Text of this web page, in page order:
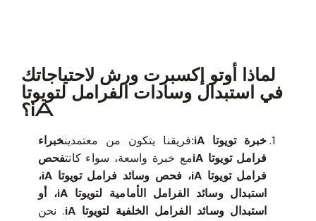
لماذا أوتو إكسبرت ورش لاحتياجاتك
في استبدال وسادات الفرامل لتويوتا
iA؟
خبرة تويوتا iA: فريقنا يتكون من معتمدينخبراء
فرامل تويوتا iA
مع خبرة واسعة، سواء كانتفحص
فرامل تويوتا iA، فحص وسائد فرامل تويوتا iA،
استبدال وسائد الفرامل الأمامية لتويوتا iA، أو
استبدال وسائد الفرامل الخلفية لتويوتا iA
. نحن